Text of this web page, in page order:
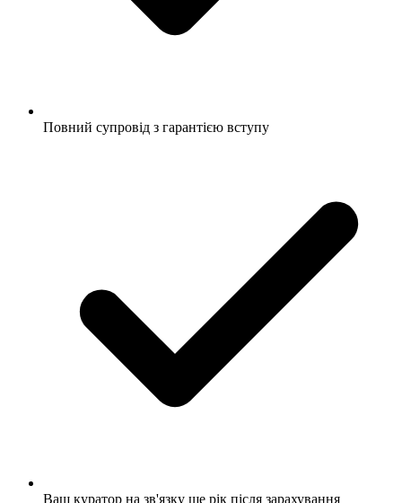
Повний супровід з гарантією вступу
Ваш куратор на зв'язку ще рік після зарахування